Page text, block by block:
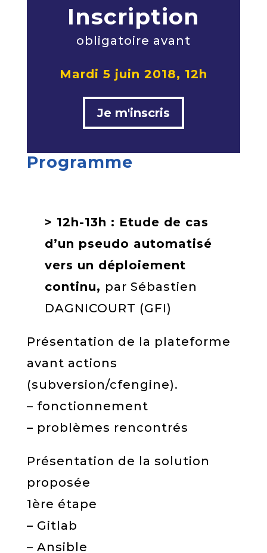
Inscription
obligatoire avant
Mardi 5 juin 2018, 12h
Je m'inscris
Programme
> 12h-13h : Etude de cas
d’un pseudo automatisé
vers un déploiement
continu, par Sébastien
DAGNICOURT (GFI)
Présentation de la plateforme
avant actions
(subversion/cfengine).
– fonctionnement
– problèmes rencontrés
Présentation de la solution
proposée
1ère étape
– Gitlab
– Ansible